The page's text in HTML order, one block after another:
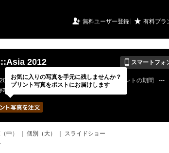
 無料ユーザー登録 ★ 有料プラ
2012 📱 スマートフォ
2012 / 09 / 28 公開終了日 無期限 イベントの期間
---
yapcasiaさん 写真の枚数 552 / 2000枚
中） 個別（大）
スライドショー
お気に入りの写真を手元に残しませんか？
プリント写真をポストにお届けします